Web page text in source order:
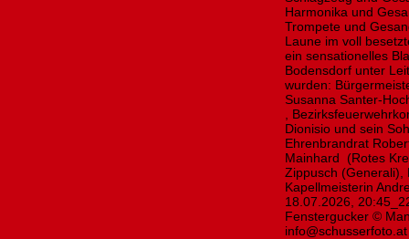
Harmonika und
Trompete und
Laune im voll
ein sensationelles
Bodensdorf unter
wurden:
Susanna Santer-
,
Dionisio und sein
Ehrenbrandrat
Mainhard (Rotes
Zippusch (Generali),
Kapellmeisterin
18.07.2026,
Fenstergucker ©